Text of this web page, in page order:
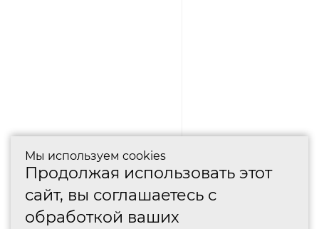
Мы используем cookies
Продолжая использовать этот
сайт, вы соглашаетесь с
обработкой ваших